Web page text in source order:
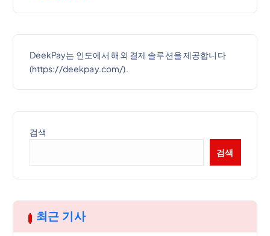
DeekPay는 인도에서 해외 결제 솔루션을 제공합니다
(https://deekpay.com/).
검색
검색
최근 기사